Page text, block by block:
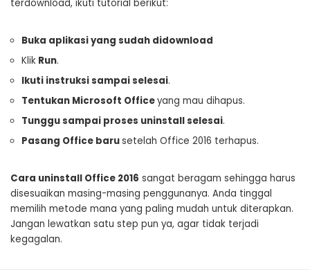
terdownload, ikuti tutorial berikut:
Buka aplikasi yang sudah didownload
Klik Run.
Ikuti instruksi sampai selesai.
Tentukan Microsoft Officeyang mau dihapus.
Tunggu sampai proses uninstall selesai.
Pasang Office barusetelah Office 2016 terhapus.
Cara uninstall Office 2016 sangat beragam sehingga harus
disesuaikan masing-masing penggunanya. Anda tinggal
memilih metode mana yang paling mudah untuk diterapkan.
Jangan lewatkan satu step pun ya, agar tidak terjadi
kegagalan.